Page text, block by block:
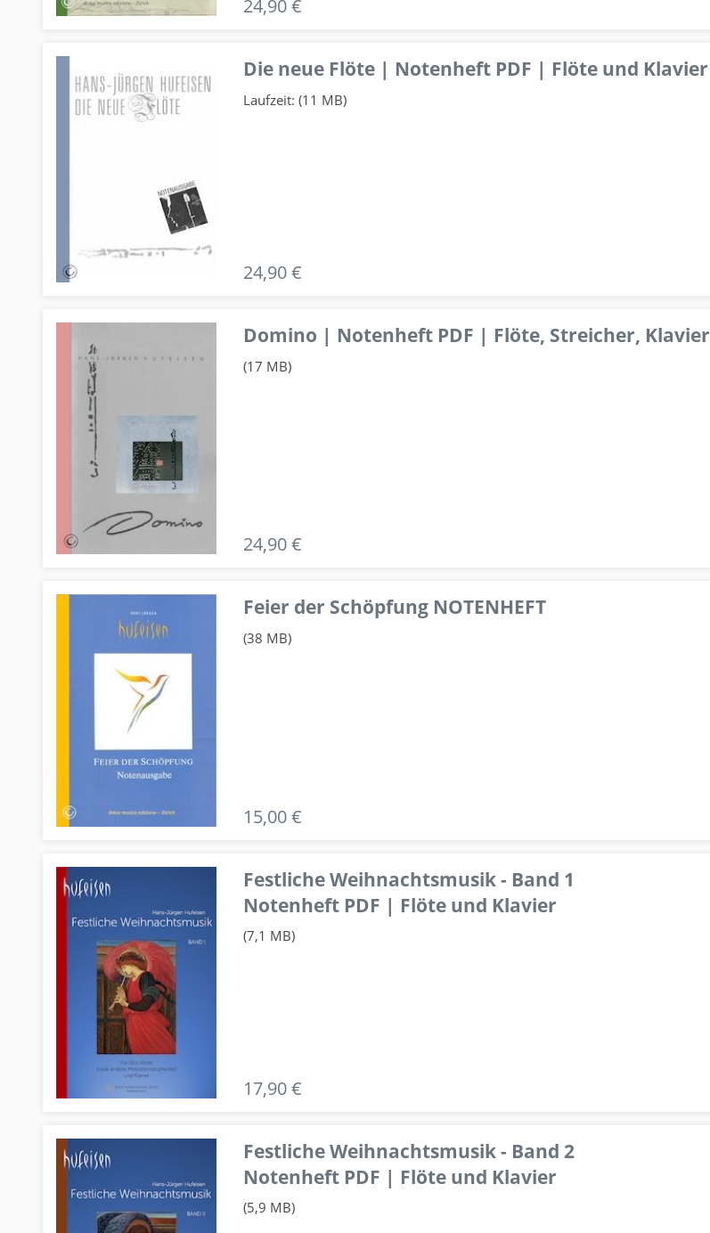
24,90 €
Die neue Flöte | Notenheft PDF | Flöte und Klavier
Laufzeit: (11 MB)
24,90 €
Domino | Notenheft PDF | Flöte, Streicher, Klavier
(17 MB)
24,90 €
Feier der Schöpfung NOTENHEFT
(38 MB)
15,00 €
Festliche Weihnachtsmusik - Band 1
Notenheft PDF | Flöte und Klavier
(7,1 MB)
17,90 €
Festliche Weihnachtsmusik - Band 2
Notenheft PDF | Flöte und Klavier
(5,9 MB)